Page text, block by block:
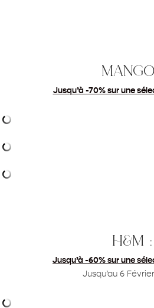
Jusqu’à -70% sur une
h&m :
Jusqu’à -60% sur une
Jusqu’au 6